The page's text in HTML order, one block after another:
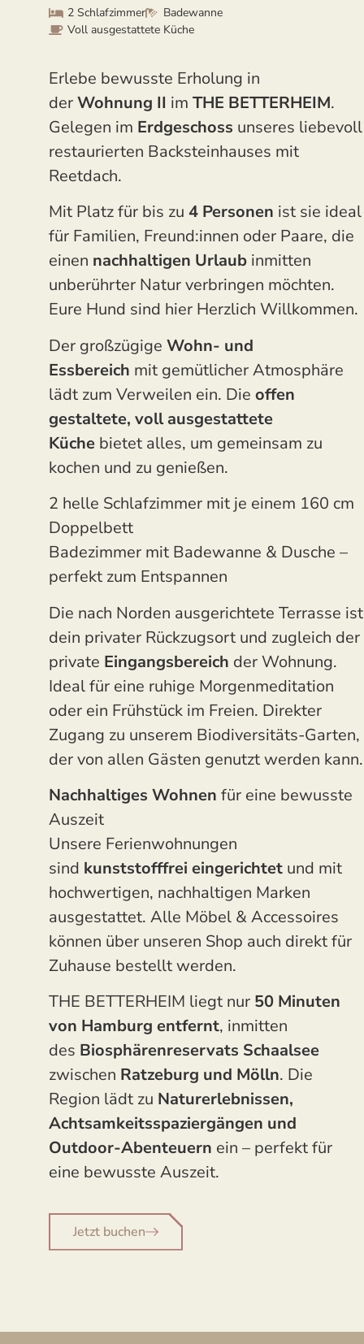
2 Schlafzimmer
Badewanne
Voll ausgestattete Küche
Erlebe bewusste Erholung in
derWohnung II im THE BETTERHEIM.
Gelegen im Erdgeschoss unseres liebevoll
restaurierten Backsteinhauses mit
Reetdach.
Mit Platz für bis zu 4 Personen ist sie ideal
für Familien, Freund:innen oder Paare, die
einen nachhaltigen Urlaub inmitten
unberührter Natur verbringen möchten.
Eure Hund sind hier Herzlich Willkommen.
Der großzügige Wohn- und
Essbereich mit gemütlicher Atmosphäre
lädt zum Verweilen ein. Die offen
gestaltete, voll ausgestattete
Küche bietet alles, um gemeinsam zu
kochen und zu genießen.
2 helle Schlafzimmer mit je einem 160 cm
Doppelbett
Badezimmer mit Badewanne & Dusche –
perfekt zum Entspannen
Die nach Norden ausgerichtete Terrasse ist
dein privater Rückzugsort und zugleich der
private Eingangsbereich der Wohnung.
Ideal für eine ruhige Morgenmeditation
oder ein Frühstück im Freien. Direkter
Zugang zu unserem Biodiversitäts-Garten,
der von allen Gästen genutzt werden kann.
Nachhaltiges Wohnen für eine bewusste
Auszeit
Unsere Ferienwohnungen
sind kunststofffrei eingerichtet und mit
hochwertigen, nachhaltigen Marken
ausgestattet. Alle Möbel & Accessoires
können über unseren Shop auch direkt für
Zuhause bestellt werden.
THE BETTERHEIM liegt nur 50 Minuten
von Hamburg entfernt, inmitten
des Biosphärenreservats Schaalsee
zwischen Ratzeburg und Mölln. Die
Region lädt zu Naturerlebnissen,
Achtsamkeitsspaziergängen und
Outdoor-Abenteuern ein – perfekt für
eine bewusste Auszeit.
Jetzt buchen